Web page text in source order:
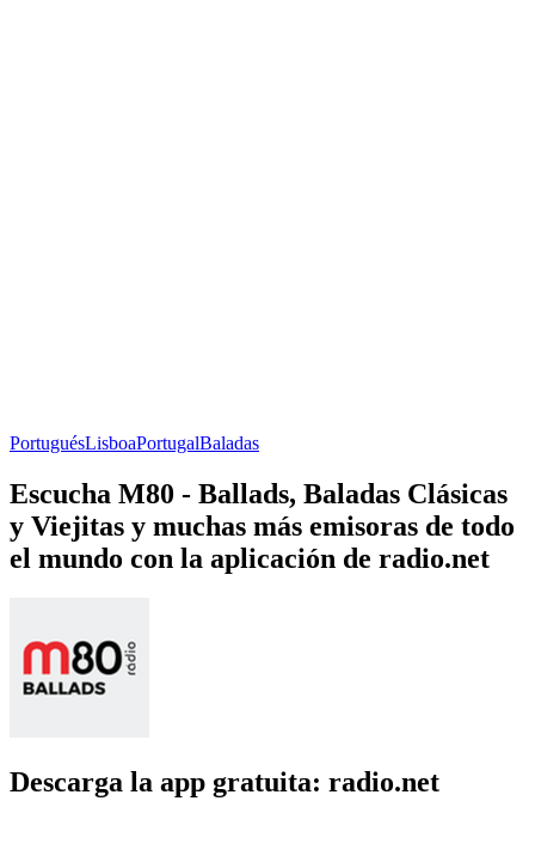
PortuguésLisboaPortugalBaladas
Escucha M80 - Ballads, Baladas Clásicas
y Viejitas y muchas más emisoras de todo
el mundo con la aplicación de radio.net
Descarga la app gratuita: radio.net